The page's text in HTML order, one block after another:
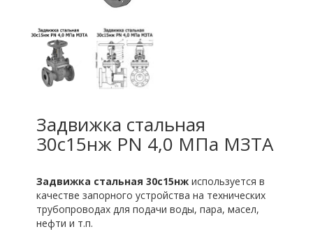
Задвижка стальная
30с15нж PN 4,0 МПа МЗТА
Задвижка стальная 30с15нж используется в
качестве запорного устройства на технических
трубопроводах для подачи воды, пара, масел,
нефти и т.п.